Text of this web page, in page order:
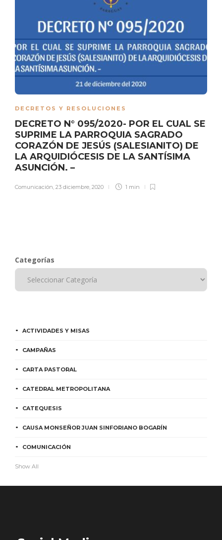
DECRETOS Y RESOLUCIONES
DECRETO N° 095/2020- POR EL CUAL SE
SUPRIME LA PARROQUIA SAGRADO
CORAZÓN DE JESÚS (SALESIANITO) DE
LA ARQUIDIÓCESIS DE LA SANTÍSIMA
ASUNCIÓN. –
Comunicación, 23 diciembre, 2020 1 min
Categorías
ACTIVIDADES Y MISAS
CAMPAÑAS
CARTA PASTORAL
CATEDRAL METROPOLITANA
CATEQUESIS
CAUSA MONSEÑOR JUAN SINFORIANO BOGARÍN
COMUNICACIÓN
Show All